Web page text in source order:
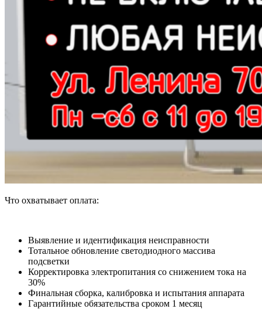
Что охватывает оплата:
Выявление и идентификация неисправности
Тотальное обновление светодиодного массива
подсветки
Корректировка электропитания со снижением тока на
30%
Финальная сборка, калибровка и испытания аппарата
Гарантийные обязательства сроком 1 месяц